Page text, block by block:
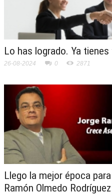
Lo has logrado. Ya
26-08-2024 0 2871
Llego la mejor época
Ramón Olmedo Rodríguez